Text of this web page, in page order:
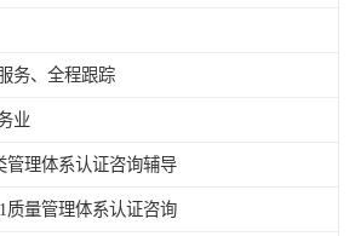
务、全程跟踪
业
管理体系认证咨询辅导
质量管理体系认证咨询